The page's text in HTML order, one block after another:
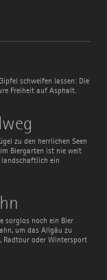
schweifen lassen: Die
Freiheit auf Asphalt.
zu den herrlichen Seen
Biergarten ist nie weit
landschaftlich ein
sorglos noch ein Bier
um das Allgäu zu
Radtour oder Wintersport